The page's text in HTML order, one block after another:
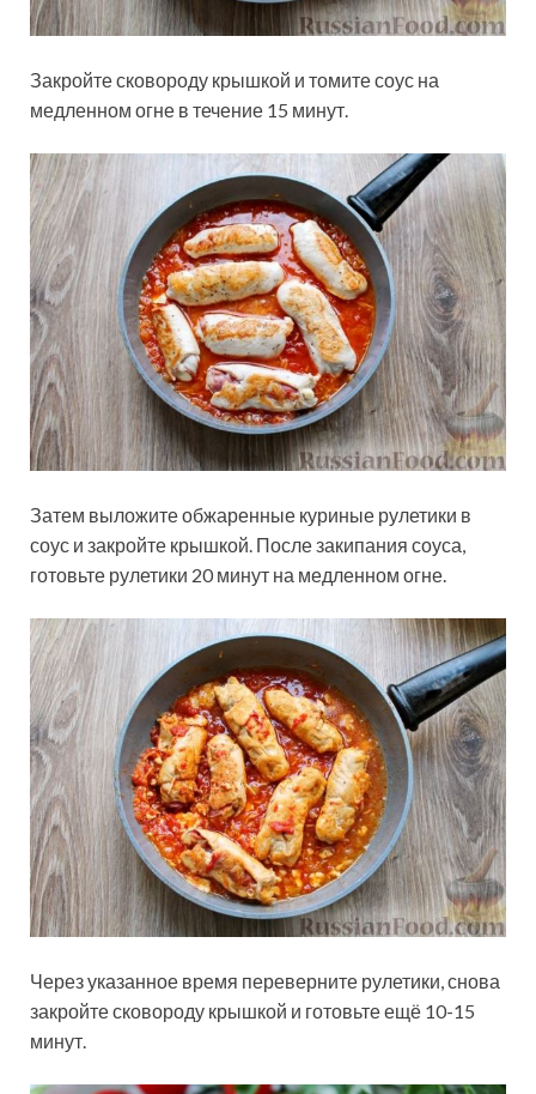
Закройте сковороду крышкой и томите соус на
медленном огне в течение 15 минут.
Затем выложите обжаренные куриные рулетики в
соус и закройте крышкой. После закипания соуса,
готовьте рулетики 20 минут на медленном огне.
Через указанное время переверните рулетики, снова
закройте сковороду крышкой и готовьте ещё 10-15
минут.